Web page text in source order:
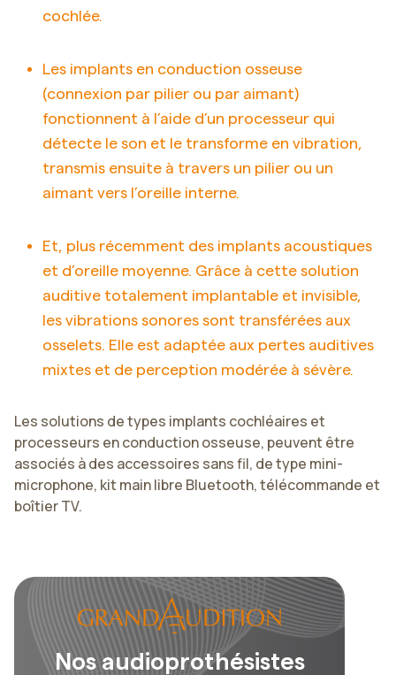
cochlée.
Les implants en conduction osseuse
(connexion par pilier ou par aimant)
fonctionnent à l’aide d’un processeur qui
détecte le son et le transforme en vibration,
transmis ensuite à travers un pilier ou un
aimant vers l’oreille interne.
Et, plus récemment des implants acoustiques
et d’oreille moyenne. Grâce à cette solution
auditive totalement implantable et invisible,
les vibrations sonores sont transférées aux
osselets. Elle est adaptée aux pertes auditives
mixtes et de perception modérée à sévère.
Les solutions de types implants cochléaires et
processeurs en conduction osseuse, peuvent être
associés à des accessoires sans fil, de type mini-
microphone, kit main libre Bluetooth, télécommande et
boîtier TV.
Nos audioprothésistes